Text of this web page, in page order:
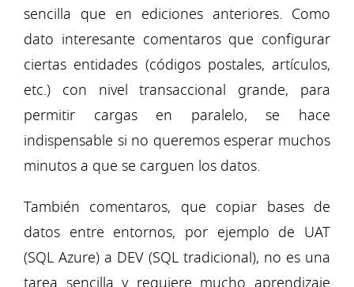
sencilla que en ediciones anteriores. Como
dato interesante comentaros que configurar
ciertas entidades (códigos postales, artículos,
etc.) con nivel transaccional grande, para
permitir cargas en paralelo, se hace
indispensable si no queremos esperar muchos
minutos a que se carguen los datos.
También comentaros, que copiar bases de
datos entre entornos, por ejemplo de UAT
(SQL Azure) a DEV (SQL tradicional), no es una
tarea sencilla y requiere mucho aprendizaje